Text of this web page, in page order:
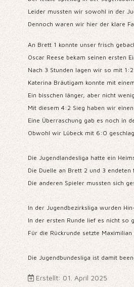
Leider mussten wir sowohl in der
Dennoch waren wir hier der klare
An Brett 1 konnte unser frisch
Oscar Reese bekam seinen ersten
Nach 3 Stunden lagen wir so mit
Katerina Bräutigam konnte mit
Ein bisschen länger, aber nicht
Mit diesem 4:2 Sieg haben wir
Eine Überraschung gab es noch in
Obwohl wir Lübeck mit 6:0
Die Jugendlandesliga hatte ein
Die Duelle an Brett 2 und 3
Die anderen Spieler mussten sich
In der Jugendbezirksliga wurden
In der ersten Runde lief es nicht so
Für die Rückrunde setzte
Die Jugendbundesliga ist damit
Erstellt: 01. April 2025